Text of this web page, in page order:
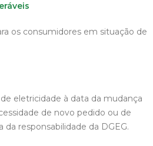
os consumidores em situação de
eletricidade à data da mudança
de novo pedido ou de
responsabilidade da DGEG.